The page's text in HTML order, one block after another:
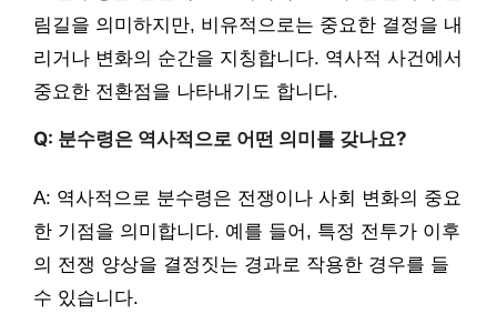
림길을 의미하지만, 비유적으로는 중요한 결정을 내
리거나 변화의 순간을 지칭합니다. 역사적 사건에서
중요한 전환점을 나타내기도 합니다.
Q: 분수령은 역사적으로 어떤 의미를 갖나요?
A: 역사적으로 분수령은 전쟁이나 사회 변화의 중요
한 기점을 의미합니다. 예를 들어, 특정 전투가 이후
의 전쟁 양상을 결정짓는 경과로 작용한 경우를 들
수 있습니다.